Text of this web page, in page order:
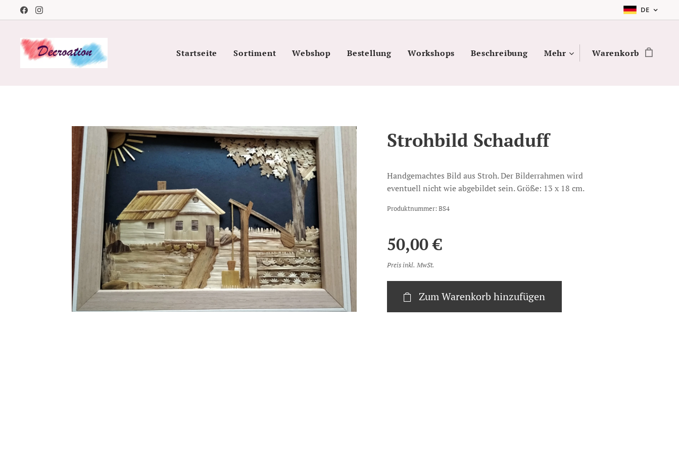
DE
Startseite Sortiment Webshop Bestellung Workshops Beschreibung Mehr Warenkorb
Strohbild Schaduff
Handgemachtes Bild aus Stroh. Der Bilderrahmen wird
eventuell nicht wie abgebildet sein. Größe: 13 x 18 cm.
Produktnummer: BS4
50,00€
Preis inkl. MwSt.
Zum Warenkorb hinzufügen